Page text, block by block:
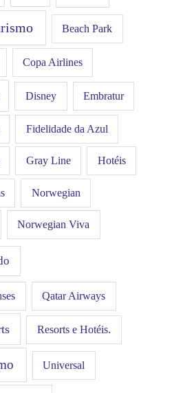
Beach Park
Copa Airlines
Disney Embratur
Fidelidade da Azul
Gray Line Hotéis
Norwegian
Norwegian Viva
Qatar Airways
Resorts e Hotéis.
Universal